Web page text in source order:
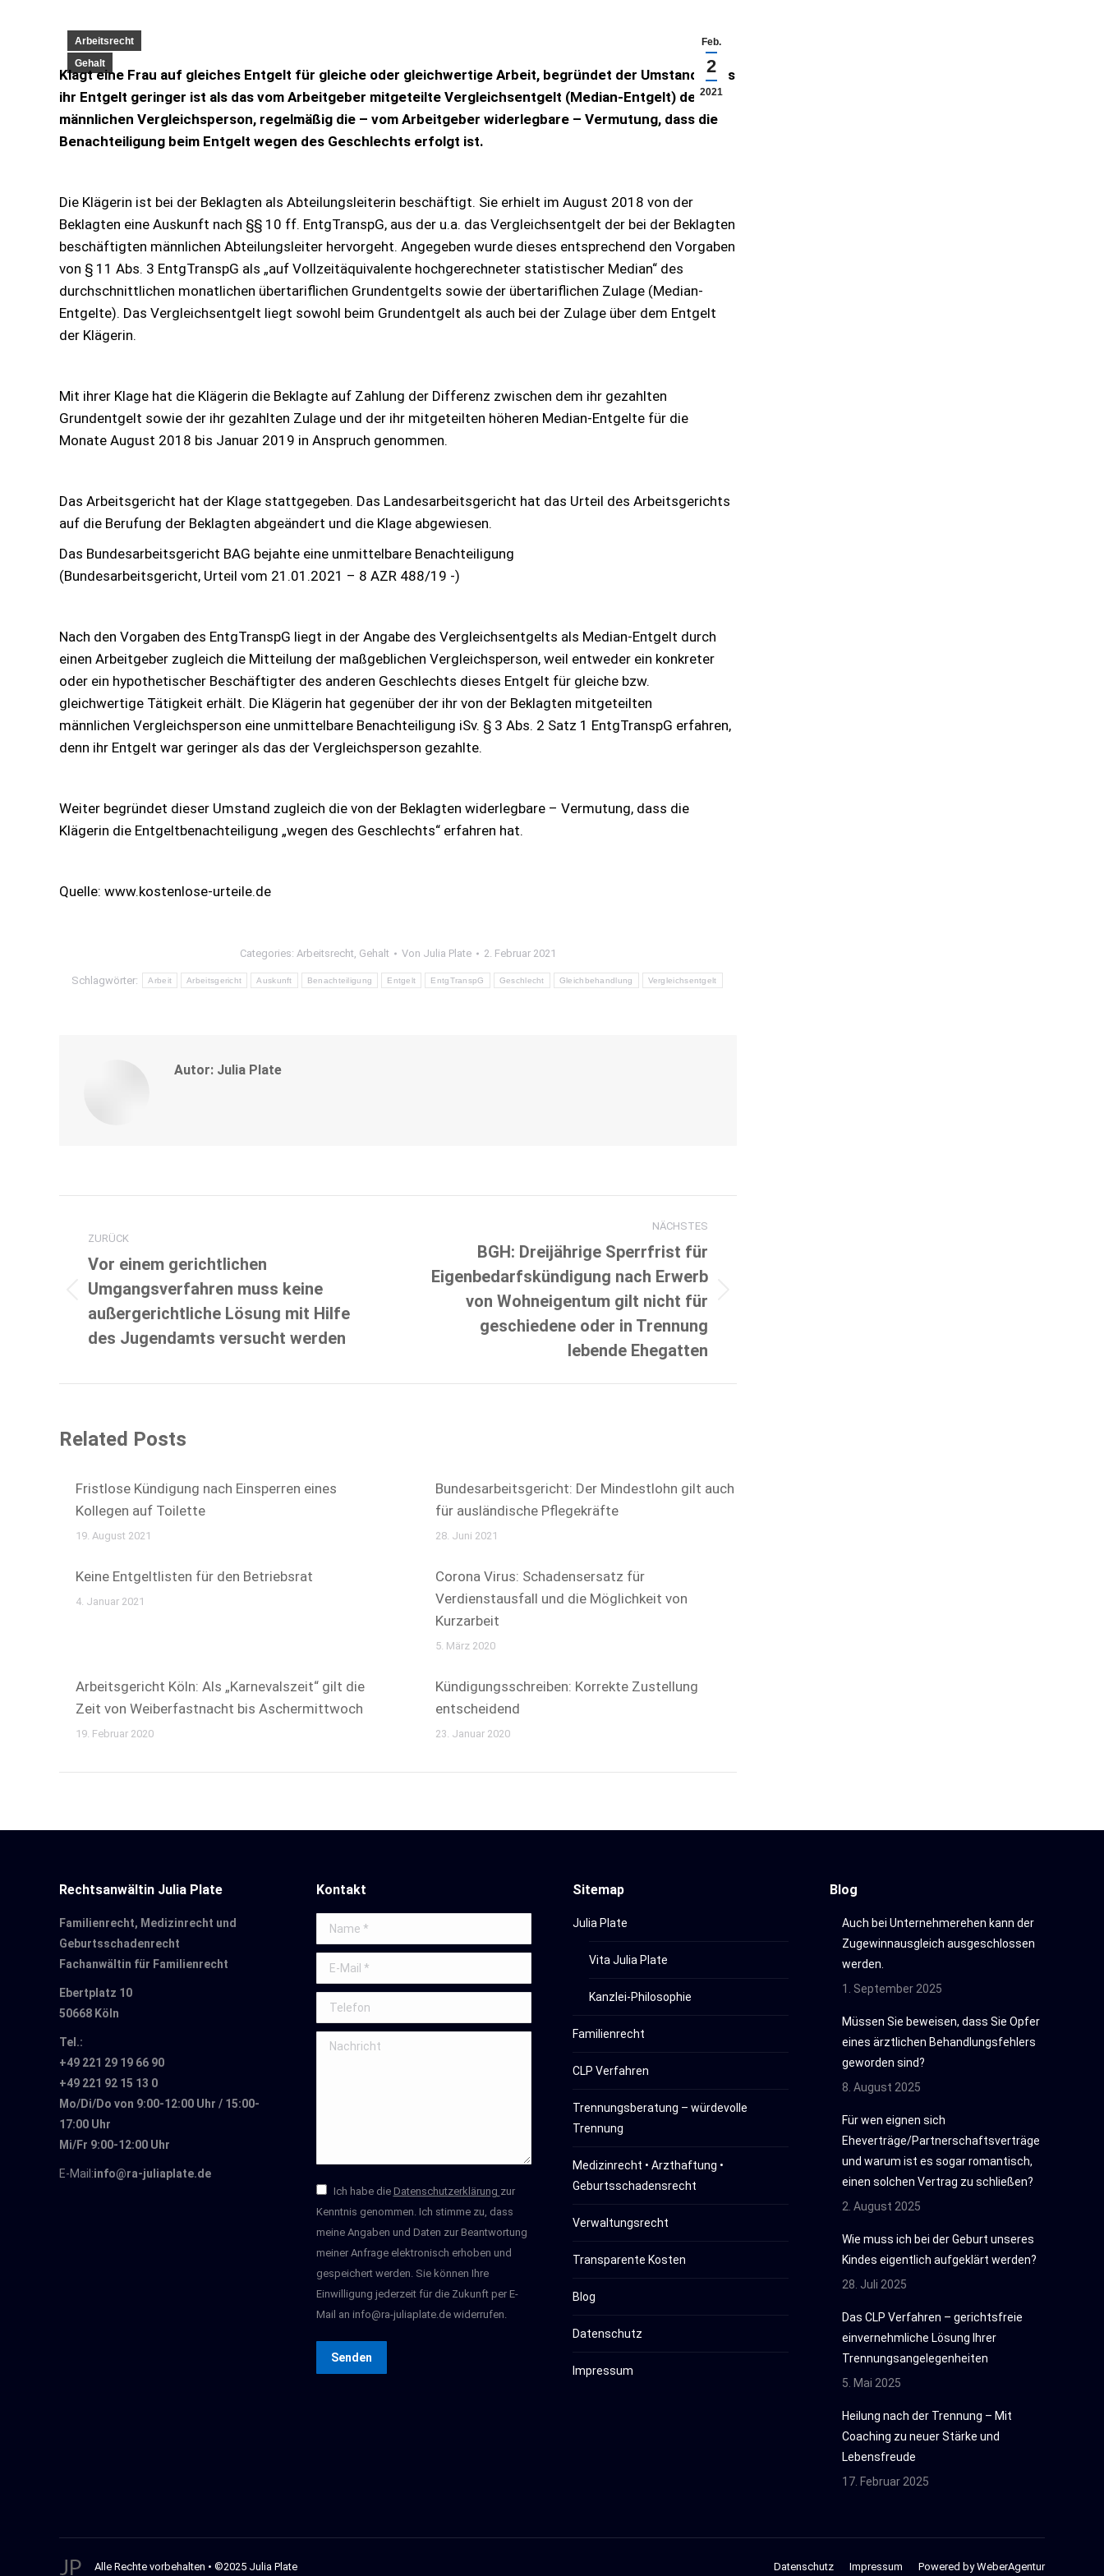
Feb.
2
2021
Arbeitsrecht
Gehalt
Klagt eine Frau auf gleiches Entgelt für gleiche oder gleichwertige Arbeit, begründet der Umstand, dass
ihr Entgelt geringer ist als das vom Arbeitgeber mitgeteilte Vergleichsentgelt (Median-Entgelt) der
männlichen Vergleichsperson, regelmäßig die – vom Arbeitgeber widerlegbare – Vermutung, dass die
Benachteiligung beim Entgelt wegen des Geschlechts erfolgt ist.
Die Klägerin ist bei der Beklagten als Abteilungsleiterin beschäftigt. Sie erhielt im August 2018 von der
Beklagten eine Auskunft nach §§ 10 ff. EntgTranspG, aus der u.a. das Vergleichsentgelt der bei der Beklagten
beschäftigten männlichen Abteilungsleiter hervorgeht. Angegeben wurde dieses entsprechend den Vorgaben
von § 11 Abs. 3 EntgTranspG als „auf Vollzeitäquivalente hochgerechneter statistischer Median“ des
durchschnittlichen monatlichen übertariflichen Grundentgelts sowie der übertariflichen Zulage (Median-
Entgelte). Das Vergleichsentgelt liegt sowohl beim Grundentgelt als auch bei der Zulage über dem Entgelt
der Klägerin.
Mit ihrer Klage hat die Klägerin die Beklagte auf Zahlung der Differenz zwischen dem ihr gezahlten
Grundentgelt sowie der ihr gezahlten Zulage und der ihr mitgeteilten höheren Median-Entgelte für die
Monate August 2018 bis Januar 2019 in Anspruch genommen.
Das Arbeitsgericht hat der Klage stattgegeben. Das Landesarbeitsgericht hat das Urteil des Arbeitsgerichts
auf die Berufung der Beklagten abgeändert und die Klage abgewiesen.
Das Bundesarbeitsgericht BAG bejahte eine unmittelbare Benachteiligung
(Bundesarbeitsgericht, Urteil vom 21.01.2021 – 8 AZR 488/19 -)
Nach den Vorgaben des EntgTranspG liegt in der Angabe des Vergleichsentgelts als Median-Entgelt durch
einen Arbeitgeber zugleich die Mitteilung der maßgeblichen Vergleichsperson, weil entweder ein konkreter
oder ein hypothetischer Beschäftigter des anderen Geschlechts dieses Entgelt für gleiche bzw.
gleichwertige Tätigkeit erhält. Die Klägerin hat gegenüber der ihr von der Beklagten mitgeteilten
männlichen Vergleichsperson eine unmittelbare Benachteiligung iSv. § 3 Abs. 2 Satz 1 EntgTranspG erfahren,
denn ihr Entgelt war geringer als das der Vergleichsperson gezahlte.
Weiter begründet dieser Umstand zugleich die von der Beklagten widerlegbare – Vermutung, dass die
Klägerin die Entgeltbenachteiligung „wegen des Geschlechts“ erfahren hat.
Quelle: www.kostenlose-urteile.de
Categories: Arbeitsrecht, Gehalt Von Julia Plate 2. Februar 2021
Schlagwörter: Arbeit Arbeitsgericht Auskunft Benachteiligung Entgelt EntgTranspG Geschlecht Gleichbehandlung Vergleichsentgelt
Autor: Julia Plate
ZURÜCK
Vorheriger
Beitrag:
Vor einem gerichtlichen
Umgangsverfahren muss keine
außergerichtliche Lösung mit Hilfe
des Jugendamts versucht werden
NÄCHSTES
Nächster
BGH: Dreijährige Sperrfrist für
Eigenbedarfskündigung nach Erwerb
von Wohneigentum gilt nicht für
geschiedene oder in Trennung
lebende Ehegatten
Related Posts
Fristlose Kündigung nach Einsperren eines
Kollegen auf Toilette
19. August 2021
Bundesarbeitsgericht: Der Mindestlohn gilt auch
für ausländische Pflegekräfte
28. Juni 2021
Keine Entgeltlisten für den Betriebsrat
4. Januar 2021
Corona Virus: Schadensersatz für
Verdienstausfall und die Möglichkeit von
Kurzarbeit
5. März 2020
Arbeitsgericht Köln: Als „Karnevalszeit“ gilt die
Zeit von Weiberfastnacht bis Aschermittwoch
19. Februar 2020
Kündigungsschreiben: Korrekte Zustellung
entscheidend
23. Januar 2020
Rechtsanwältin Julia Plate
Familienrecht, Medizinrecht und
Geburtsschadenrecht
Fachanwältin für Familienrecht
Ebertplatz 10
50668 Köln
Tel.:
+49 221 29 19 66 90
+49 221 92 15 13 0
Mo/Di/Do von 9:00-12:00 Uhr / 15:00-
17:00 Uhr
Mi/Fr 9:00-12:00 Uhr
E-Mail:info@ra-juliaplate.de
Kontakt
Name *
E-Mail *
Telefon
Nachricht
Ich habe die Datenschutzerklärung zur
Kenntnis genommen. Ich stimme zu, dass
meine Angaben und Daten zur Beantwortung
meiner Anfrage elektronisch erhoben und
gespeichert werden. Sie können Ihre
Einwilligung jederzeit für die Zukunft per E-
Mail an info@ra-juliaplate.de widerrufen.
Senden
Sitemap
Julia Plate
Vita Julia Plate
Kanzlei-Philosophie
Familienrecht
CLP Verfahren
Trennungsberatung – würdevolle
Trennung
Medizinrecht • Arzthaftung •
Geburtsschadensrecht
Verwaltungsrecht
Transparente Kosten
Blog
Datenschutz
Impressum
Blog
Auch bei Unternehmerehen kann der
Zugewinnausgleich ausgeschlossen
werden.
1. September 2025
Müssen Sie beweisen, dass Sie Opfer
eines ärztlichen Behandlungsfehlers
geworden sind?
8. August 2025
Für wen eignen sich
Eheverträge/Partnerschaftsverträge
und warum ist es sogar romantisch,
einen solchen Vertrag zu schließen?
2. August 2025
Wie muss ich bei der Geburt unseres
Kindes eigentlich aufgeklärt werden?
28. Juli 2025
Das CLP Verfahren – gerichtsfreie
einvernehmliche Lösung Ihrer
Trennungsangelegenheiten
5. Mai 2025
Heilung nach der Trennung – Mit
Coaching zu neuer Stärke und
Lebensfreude
17. Februar 2025
Alle Rechte vorbehalten • ©2025 Julia Plate Datenschutz Impressum Powered by WeberAgentur